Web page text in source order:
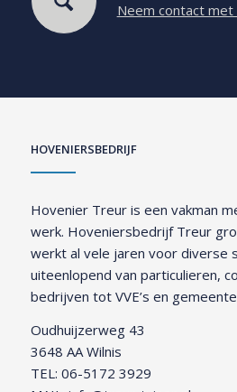
Neem contact met
HOVENIERSBEDRIJF
Hovenier Treur is een vakman
werk. Hoveniersbedrijf Treur
werkt al vele jaren voor diverse
uiteenlopend van particulieren,
bedrijven tot VVE’s en
Oudhuijzerweg 43
3648 AA Wilnis
TEL: 06-5172 3929